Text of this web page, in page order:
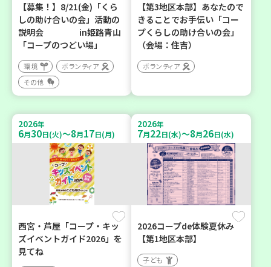
【募集！】8/21(金)「くら
しの助け合いの会」活動の
説明会 in姫路青山
「コープのつどい場」
環境
ボランティア
その他
【第3地区本部】あなたので
きることでお手伝い「コー
プくらしの助け合いの会」
（会場：住吉）
ボランティア
2026年
6月30日(火)～8月17日(月)
西宮・芦屋「コープ・キッ
ズイベントガイド2026」を
見てね
2026年
7月22日(水)～8月26日(水)
2026コープde体験夏休み
【第1地区本部】
子ども